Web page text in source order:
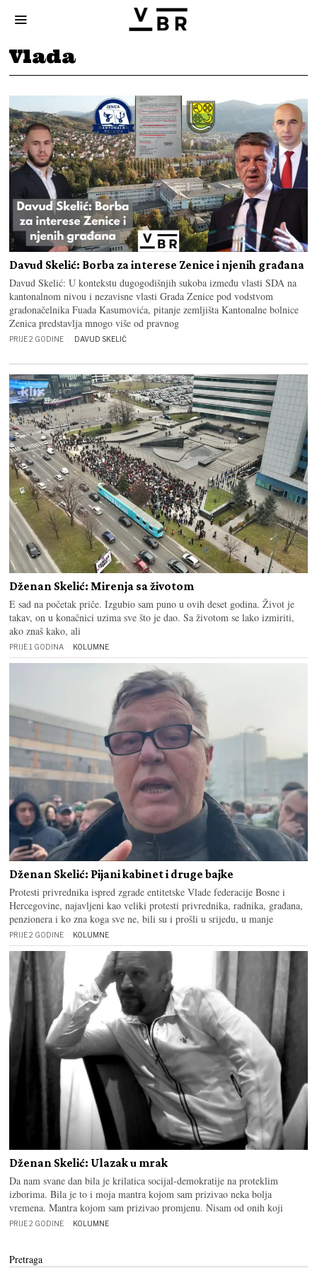
Vlada
Davud Skelić: Borba za interese Zenice i njenih građana
Davud Skelić: U kontekstu dugogodišnjih sukoba između vlasti SDA na
kantonalnom nivou i nezavisne vlasti Grada Zenice pod vodstvom
gradonačelnika Fuada Kasumovića, pitanje zemljišta Kantonalne bolnice
Zenica predstavlja mnogo više od pravnog
PRIJE 2 GODINE DAVUD SKELIĆ
Dženan Skelić: Mirenja sa životom
E sad na početak priče. Izgubio sam puno u ovih deset godina. Život je
takav, on u konačnici uzima sve što je dao. Sa životom se lako izmiriti,
ako znaš kako, ali
PRIJE 1 GODINA KOLUMNE
Dženan Skelić: Pijani kabinet i druge bajke
Protesti privrednika ispred zgrade entitetske Vlade federacije Bosne i
Hercegovine, najavljeni kao veliki protesti privrednika, radnika, građana,
penzionera i ko zna koga sve ne, bili su i prošli u srijedu, u manje
PRIJE 2 GODINE KOLUMNE
Dženan Skelić: Ulazak u mrak
Da nam svane dan bila je krilatica socijal-demokratije na proteklim
izborima. Bila je to i moja mantra kojom sam prizivao neka bolja
vremena. Mantra kojom sam prizivao promjenu. Nisam od onih koji
PRIJE 2 GODINE KOLUMNE
Pretraga